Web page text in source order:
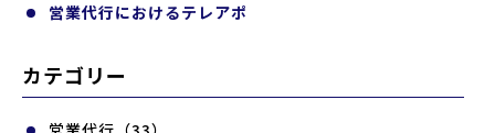
営業代行におけるテレアポ
カテゴリー